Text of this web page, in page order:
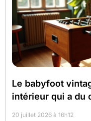
Le babyfoot
intérieur qui a du
20 juillet 2026 à 16h12